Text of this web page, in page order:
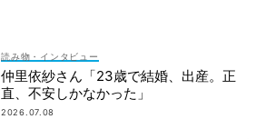
読み物・インタビュー
仲里依紗さん「23歳で結婚、出産。正
直、不安しかなかった」
2026.07.08